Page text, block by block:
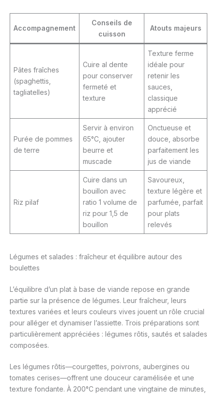
Accompagnement
Conseils de
cuisson
Atouts majeurs
Pâtes fraîches
(spaghettis,
tagliatelles)
Cuire al dente
pour conserver
fermeté et
texture
Texture ferme
idéale pour
retenir les
sauces,
classique
apprécié
Purée de pommes
de terre
Servir à environ
65°C, ajouter
beurre et
muscade
Onctueuse et
douce, absorbe
parfaitement les
jus de viande
Riz pilaf
Cuire dans un
bouillon avec
ratio 1 volume de
riz pour 1,5 de
bouillon
Savoureux,
texture légère et
parfumée, parfait
pour plats
relevés
Légumes et salades : fraîcheur et équilibre autour des
boulettes
L’équilibre d’un plat à base de viande repose en grande
partie sur la présence de légumes. Leur fraîcheur, leurs
textures variées et leurs couleurs vives jouent un rôle crucial
pour alléger et dynamiser l’assiette. Trois préparations sont
particulièrement appréciées : légumes rôtis, sautés et salades
composées.
Les légumes rôtis—courgettes, poivrons, aubergines ou
tomates cerises—offrent une douceur caramélisée et une
texture fondante. À 200°C pendant une vingtaine de minutes,